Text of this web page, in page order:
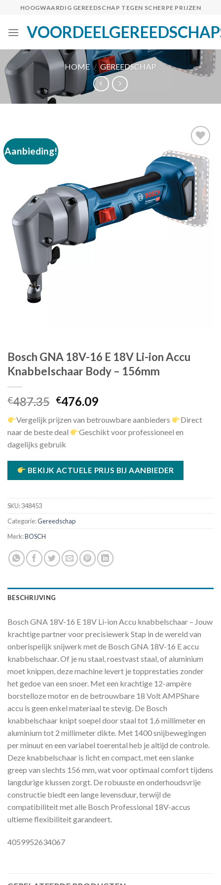
content
HOOGWAARDIG GEREEDSCHAP TEGEN SCHERPE PRIJZEN
HOME / GEREEDSCHAP
Aanbieding!
Toevoegen
aan
verlanglijst
Bosch GNA 18V-16 E 18V Li-ion Accu
Knabbelschaar Body – 156mm
€487.35 Oorspronkelijke
was:
€487.35.
€476.09Huidige
is:
€476.09.
Vergelijk prijzen van betrouwbare aanbieders
Direct
naar de beste deal
Geschikt voor professioneel en
dagelijks gebruik
BEKIJK ACTUELE PRIJS BIJ AANBIEDER
SKU:348453
Categorie:Gereedschap
Merk:BOSCH
BESCHRIJVING
Bosch GNA 18V-16 E 18V Li-ion Accu knabbelschaar – Jouw
krachtige partner voor precisiewerk Stap in de wereld van
onberispelijk snijwerk met de Bosch GNA 18V-16 E accu
knabbelschaar. Of je nu staal, roestvast staal, of aluminium
moet knippen, deze machine levert je topprestaties zonder
het gedoe van een snoer. Met een krachtige 12-ampère
borstelloze motor en de betrouwbare 18 Volt AMPShare
accu is geen enkel materiaal te stevig. De Bosch
knabbelschaar knipt soepel door staal tot 1,6 millimeter en
aluminium tot 2 millimeter dikte. Met 1400 snijbewegingen
per minuut en een variabel toerental heb je altijd de controle.
Deze knabbelschaar is licht en compact, met een slanke
greep van slechts 156 mm, wat voor optimaal comfort tijdens
langdurige klussen zorgt. De robuuste en onderhoudsvrije
constructie biedt een lange levensduur, terwijl de
compatibiliteit met alle Bosch Professional 18V-accus
ultieme flexibiliteit garandeert.
4059952634067